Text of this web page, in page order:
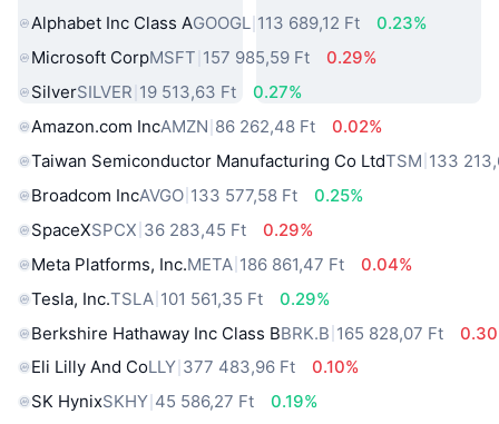
Alphabet Inc Class AGOOGL 113 689,12 Ft
0.23%
Microsoft CorpMSFT 157 985,59 Ft
0.29%
SilverSILVER 19 513,63 Ft
0.27%
Amazon.com IncAMZN 86 262,48 Ft
0.02%
Taiwan Semiconductor Manufacturing Co LtdTSM 133
Broadcom IncAVGO 133 577,58 Ft
0.25%
SpaceXSPCX 36 283,45 Ft
0.29%
Meta Platforms, Inc.META 186 861,47 Ft
0.04%
Tesla, Inc.TSLA 101 561,35 Ft
0.29%
Berkshire Hathaway Inc Class BBRK.B 165 828,07 Ft
Eli Lilly And CoLLY 377 483,96 Ft
0.10%
SK HynixSKHY 45 586,27 Ft
0.19%